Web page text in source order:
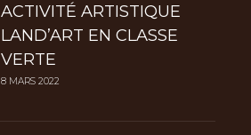
ACTIVITÉ ARTISTIQUE
LAND’ART EN CLASSE
VERTE
8 MARS 2022